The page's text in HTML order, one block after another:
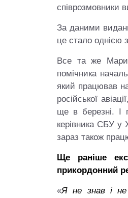
співрозмовники
За даними
це стало однією
Все та же
помічника
який працював
російської
ще в березні. І
керівника СБУ у
зараз також
Ще раніше
прикордонний
«Я не знав і не